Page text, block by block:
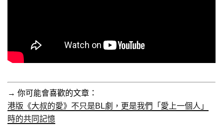
→ 你可能會喜歡的文章：
港版《大叔的愛》不只是BL劇，更是我們「愛上一個人」
時的共同記憶